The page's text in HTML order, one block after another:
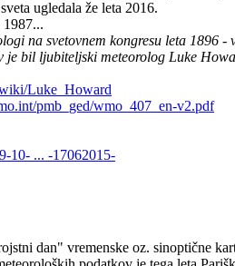
ugledala že leta 2016.
1987...
na svetovnem kongresu leta 1896 -
je bil ljubiteljski meteorolog Luke
Luke_Howard
pmb_ged/wmo_407_en-v2.pdf
10- ... -17062015-
dan" vremenske oz. sinoptične